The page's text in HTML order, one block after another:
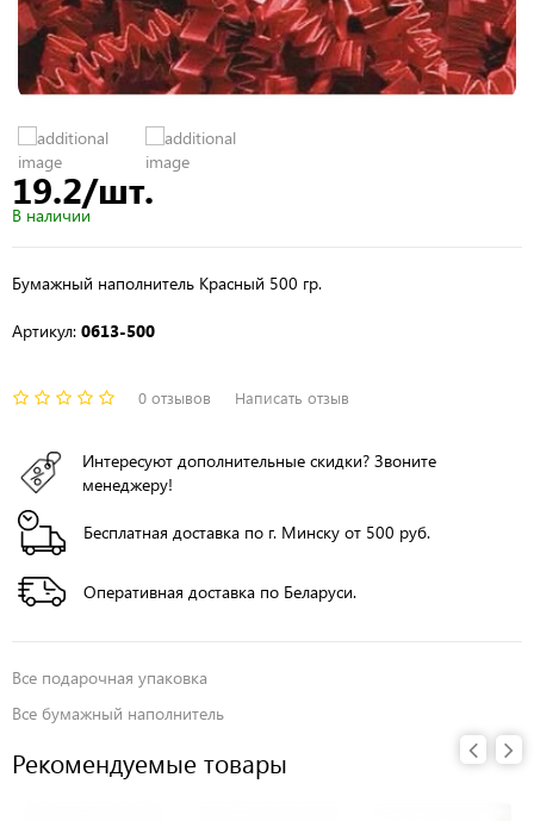
19.2/шт.
В наличии
Бумажный наполнитель Красный 500 гр.
Артикул: 0613-500
0 отзывов Написать отзыв
Интересуют дополнительные скидки? Звоните
менеджеру!
Бесплатная доставка по г. Минску от 500 руб.
Оперативная доставка по Беларуси.
Все подарочная упаковка
Все бумажный наполнитель
Рекомендуемые товары